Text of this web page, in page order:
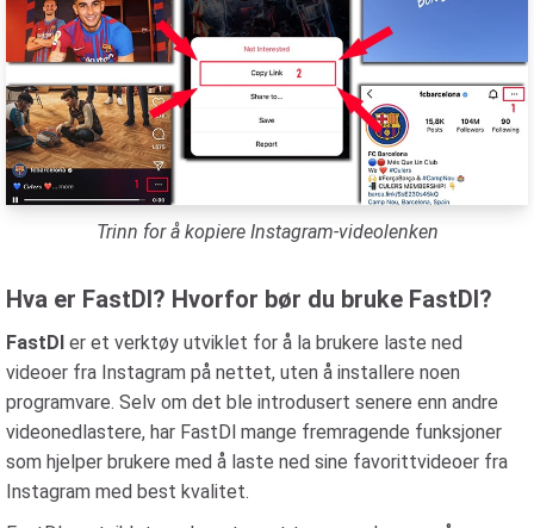
Trinn for å kopiere Instagram-videolenken
Hva er FastDl? Hvorfor bør du bruke FastDl?
FastDl er et verktøy utviklet for å la brukere laste ned
videoer fra Instagram på nettet, uten å installere noen
programvare. Selv om det ble introdusert senere enn andre
videonedlastere, har FastDl mange fremragende funksjoner
som hjelper brukere med å laste ned sine favorittvideoer fra
Instagram med best kvalitet.